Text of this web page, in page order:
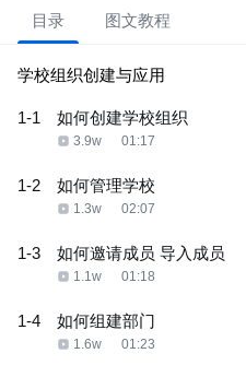
目录 图文教程
学校组织创建与应用
1-1 如何创建学校组织
3.9w 01:17
1-2 如何管理学校
1.3w 02:07
1-3 如何邀请成员 导入成员
1.1w 01:18
1-4 如何组建部门
1.6w 01:23